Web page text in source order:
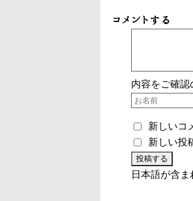
コメントする
内容をご確認
新しいコ
新しい投
日本語が含